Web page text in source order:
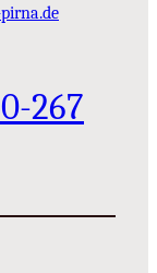
267